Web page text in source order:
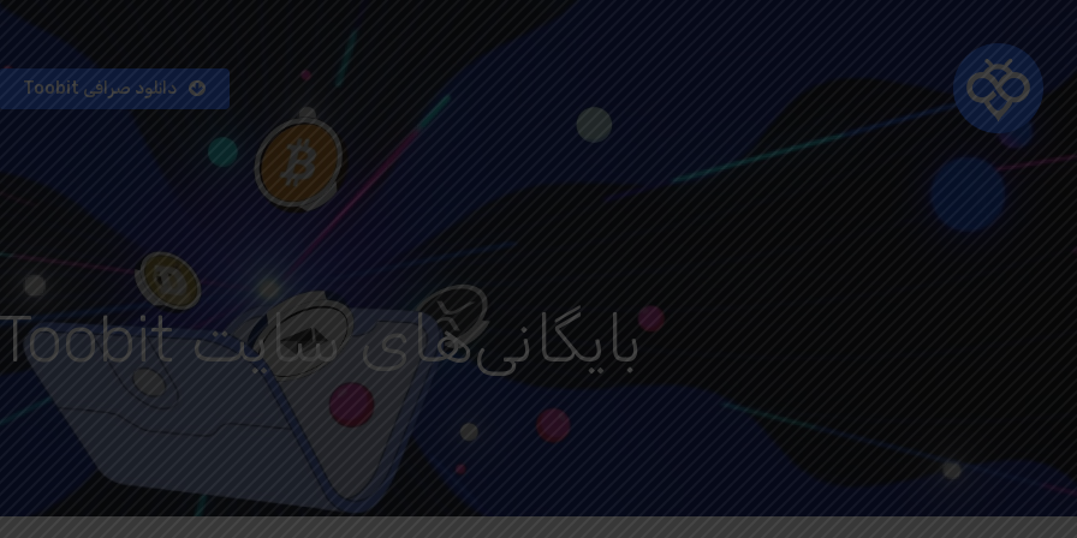
main
content
دانلود صرافی Toobit
بایگانی‌های سایت Toobit - صرافی Toobit